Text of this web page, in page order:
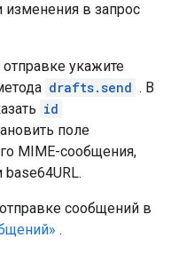
в запрос
укажите
drafts.send . В
id
поле
MIME-сообщения,
сообщений в
.